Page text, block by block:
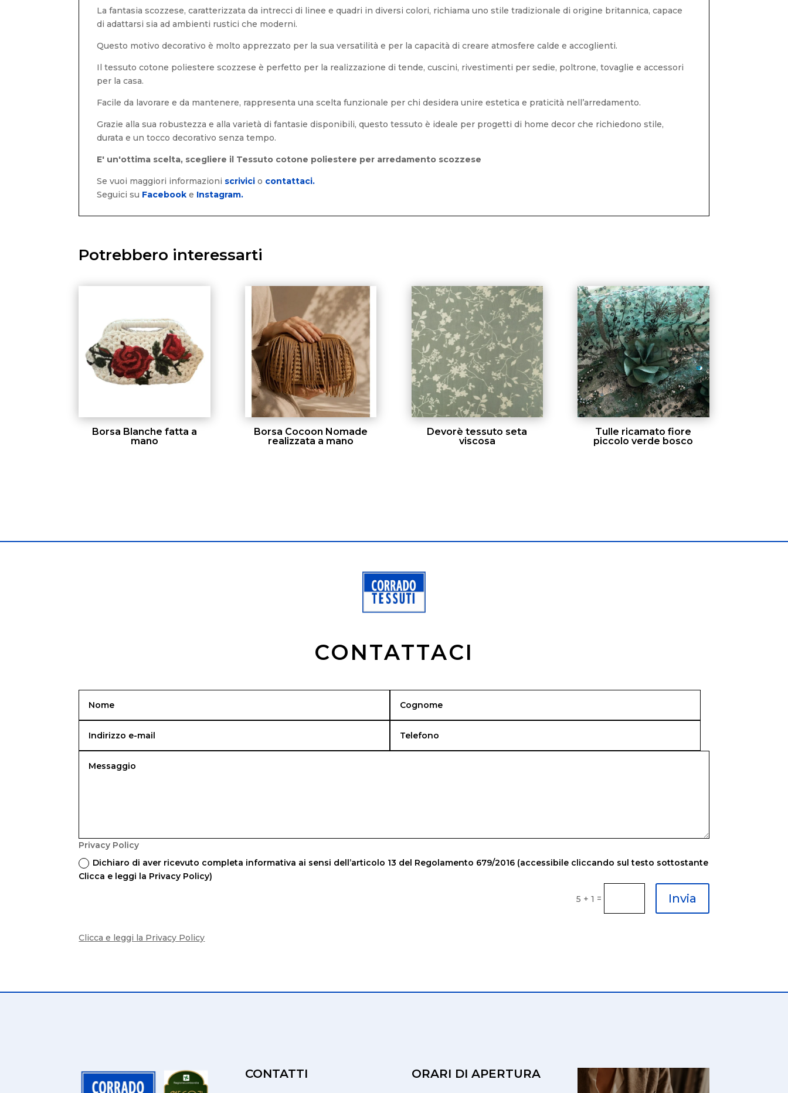
La fantasia scozzese, caratterizzata da intrecci di linee e quadri in diversi colori, richiama uno stile tradizionale di origine britannica, capace
di adattarsi sia ad ambienti rustici che moderni.
Questo motivo decorativo è molto apprezzato per la sua versatilità e per la capacità di creare atmosfere calde e accoglienti.
Il tessuto cotone poliestere scozzese è perfetto per la realizzazione di tende, cuscini, rivestimenti per sedie, poltrone, tovaglie e accessori
per la casa.
Facile da lavorare e da mantenere, rappresenta una scelta funzionale per chi desidera unire estetica e praticità nell’arredamento.
Grazie alla sua robustezza e alla varietà di fantasie disponibili, questo tessuto è ideale per progetti di home decor che richiedono stile,
durata e un tocco decorativo senza tempo.
E' un'ottima scelta, scegliere il Tessuto cotone poliestere per arredamento scozzese
Se vuoi maggiori informazioni scrivici o contattaci.
Seguici su Facebook e Instagram.
Potrebbero interessarti
Borsa Blanche fatta a
mano
Borsa Cocoon Nomade
realizzata a mano
Devorè tessuto seta
viscosa
Tulle ricamato fiore
piccolo verde bosco
CONTATTACI
Privacy Policy
Dichiaro di aver ricevuto completa informativa ai sensi dell’articolo 13 del Regolamento 679/2016 (accessibile cliccando sul testo sottostante
Clicca e leggi la Privacy Policy)
5 + 1 = Invia
Clicca e leggi la Privacy Policy
CONTATTI ORARI DI APERTURA